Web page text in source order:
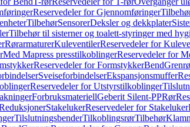
Reservedeler for Gjennomføringer
TilbehørSensorerDeksler og dekkplater
Tilbehør til sisterner og toalett-styringer med
RørarmaturerKuleventilerReservedeler for
Med Mapress presstilkoblingerReservedeler for
Reservedeler for FormstykkerBend
SveiseforbindelserEkspansjonsmuffer
Reservedeler for Utstyrstilkoblinger
ForbruksmateriellGeberit Silent-PPRør
StakelukerReservedeler for Stakeluker
TilslutningsbenderTilkoblingsrørTilbehør